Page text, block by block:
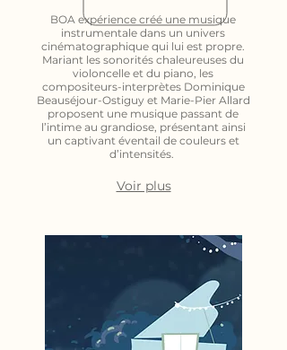
BOA expérience créé une musique
instrumentale dans un univers
cinématographique qui lui est propre.
Mariant les sonorités chaleureuses du
violoncelle et du piano, les
compositeurs-interprètes Dominique
Beauséjour-Ostiguy et Marie-Pier Allard
proposent une musique passant de
l’intime au grandiose, présentant ainsi
un captivant éventail de couleurs et
d’intensités.
Voir plus